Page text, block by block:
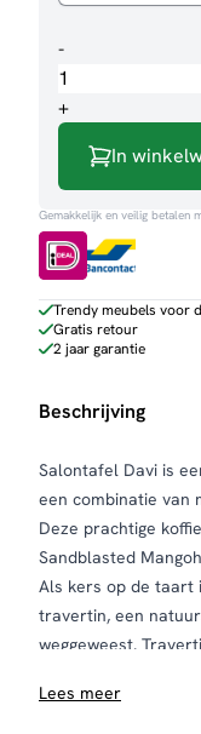
-Salontafel
Davi
aantal
+
In
Gemakkelijk en veilig betalen
Trendy meubels voor
Gratis retour
2 jaar garantie
Beschrijving
Salontafel Davi is
een combinatie van
Deze prachtige
Sandblasted
Als kers op de taart
travertin, een
weggeweest.
elke tafel een
Lees meer